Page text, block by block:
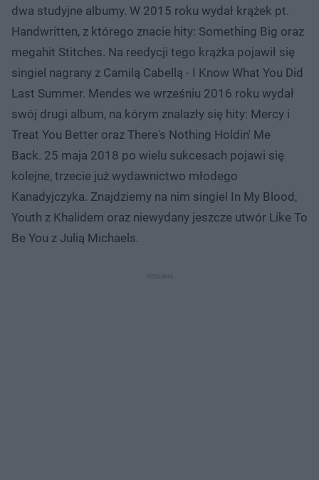
dwa studyjne albumy. W 2015 roku wydał krążek pt.
Handwritten, z którego znacie hity: Something Big oraz
megahit Stitches. Na reedycji tego krążka pojawił się
singiel nagrany z Camilą Cabellą - I Know What You Did
Last Summer. Mendes we wrześniu 2016 roku wydał
swój drugi album, na kórym znalazły się hity: Mercy i
Treat You Better oraz There's Nothing Holdin' Me
Back. 25 maja 2018 po wielu sukcesach pojawi się
kolejne, trzecie już wydawnictwo młodego
Kanadyjczyka. Znajdziemy na nim singiel In My Blood,
Youth z Khalidem oraz niewydany jeszcze utwór Like To
Be You z Julią Michaels.